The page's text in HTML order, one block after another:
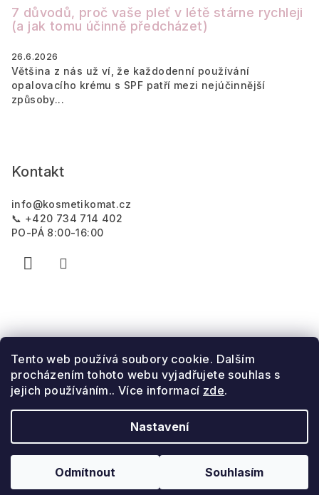
Tento web používá soubory cookie. Dalším
procházením tohoto webu vyjadřujete souhlas s
jejich používáním.. Více informací zde.
Nastavení
Odmítnout Souhlasím
7 důvodů, proč vaše pleť v létě stárne rychleji
(a jak tomu účinně předcházet)
26.6.2026
Většina z nás už ví, že každodenní používání
opalovacího krému s SPF patří mezi nejúčinnější
způsoby...
Kontakt
info@kosmetikomat.cz
📞 +420 734 714 402
PO-PÁ 8:00-16:00
vyhrazena.
Vytvořil Shoptet